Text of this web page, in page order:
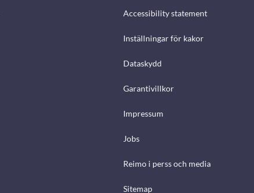
Accessibility statement
Inställningar för kakor
Dataskydd
Garantivillkor
Impressum
Jobs
Reimo i perss och media
Sitemap